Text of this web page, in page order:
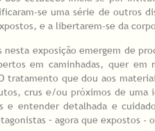
se uma série de outros
e a libertarem-se da
exposição emergem de
em caminhadas, quer em
tratamento que dou aos
crus e/ou próximos de
entender detalhada e
– agora que expostos